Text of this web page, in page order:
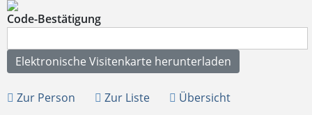
Code-Bestätigung
Zur Person Zur Liste Übersicht